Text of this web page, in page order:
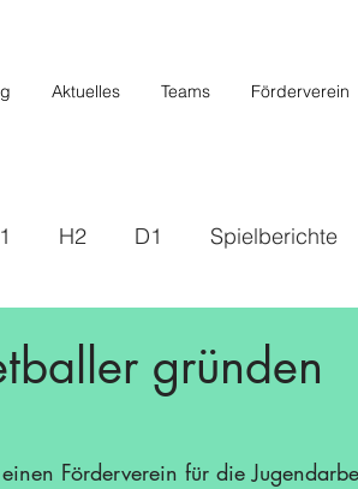
Aktuelles Teams Förderverein
H2 D1 Spielberichte
gründen
Förderverein für die